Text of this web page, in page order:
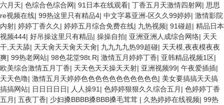
六月天| 色综合色综合网| 91日本在线观看| 丁香五月天激情四射网| 思思
re视频在线| 99热这里只有精品4| 中文字幕亚洲-区久久99婷婷| 激情影院
内射| 婷婷丁香久久 | 婷婷五月综合免费在线| 九热视频| 91碰超| 精品日本
视频444| 好吊操这里只有精品| 操操自拍| 亚洲亚洲人成综合网络| 天天
干,天天舔| 天天肏天天肏天天肏| 九九九九热99超碰| 天天模,夜夜模夜夜
爽| 99热老网站| 98色花堂98t.R| 激情五月婷婷丁香| 亚韩精品视频1区|
欧美综合激情五月丁香| 天天色天天操天天射| 亚洲视频99| 午夜爱插插|
天天色噜| 激情五月天婷婷色色色色色色色色色色色| 美女要搞搞天天搞
搞搞网站| 日日日日日| 人人操91 | 色婷婷狠狠久久综合五月 | 色婷婷丁香
五月 | 五夜丁香| 少妇搡BBBB搡BBB搡毛茸茸 | 久热婷婷在线视频| 99热